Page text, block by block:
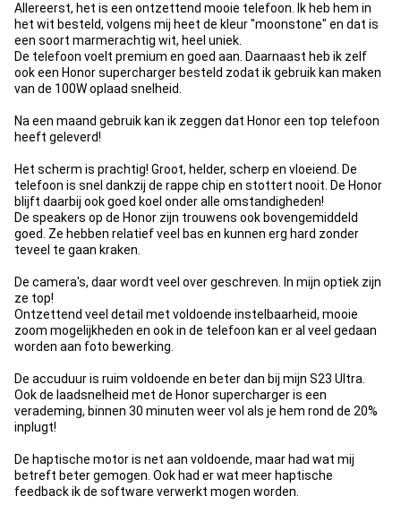
Allereerst, het is een ontzettend mooie telefoon. Ik heb hem in
het wit besteld, volgens mij heet de kleur "moonstone" en dat is
een soort marmerachtig wit, heel uniek.
De telefoon voelt premium en goed aan. Daarnaast heb ik zelf
ook een Honor supercharger besteld zodat ik gebruik kan maken
van de 100W oplaad snelheid.
Na een maand gebruik kan ik zeggen dat Honor een top telefoon
heeft geleverd!
Het scherm is prachtig! Groot, helder, scherp en vloeiend. De
telefoon is snel dankzij de rappe chip en stottert nooit. De Honor
blijft daarbij ook goed koel onder alle omstandigheden!
De speakers op de Honor zijn trouwens ook bovengemiddeld
goed. Ze hebben relatief veel bas en kunnen erg hard zonder
teveel te gaan kraken.
De camera's, daar wordt veel over geschreven. In mijn optiek zijn
ze top!
Ontzettend veel detail met voldoende instelbaarheid, mooie
zoom mogelijkheden en ook in de telefoon kan er al veel gedaan
worden aan foto bewerking.
De accuduur is ruim voldoende en beter dan bij mijn S23 Ultra.
Ook de laadsnelheid met de Honor supercharger is een
verademing, binnen 30 minuten weer vol als je hem rond de 20%
inplugt!
De haptische motor is net aan voldoende, maar had wat mij
betreft beter gemogen. Ook had er wat meer haptische
feedback ik de software verwerkt mogen worden.